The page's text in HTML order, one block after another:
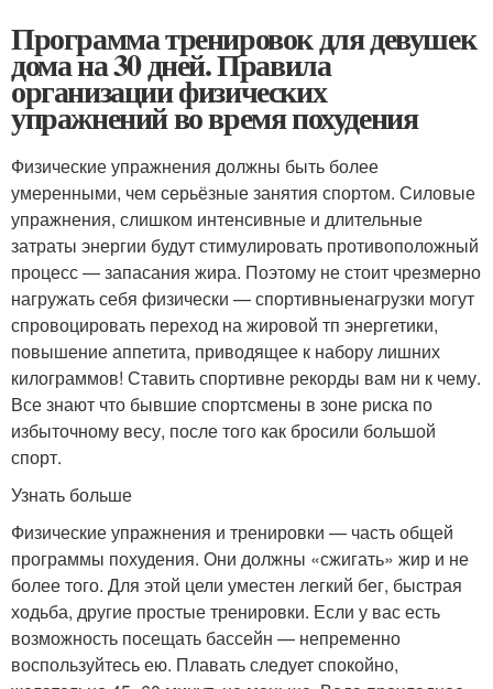
Программа тренировок для девушек
дома на 30 дней. Правила
организации физических
упражнений во время похудения
Физические упражнения должны быть более
умеренными, чем серьёзные занятия спортом. Силовые
упражнения, слишком интенсивные и длительные
затраты энергии будут стимулировать противоположный
процесс — запасания жира. Поэтому не стоит чрезмерно
нагружать себя физически — спортивныенагрузки могут
спровоцировать переход на жировой тп энергетики,
повышение аппетита, приводящее к набору лишних
килограммов! Ставить спортивне рекорды вам ни к чему.
Все знают что бывшие спортсмены в зоне риска по
избыточному весу, после того как бросили большой
спорт.
Узнать больше
Физические упражнения и тренировки — часть общей
программы похудения. Они должны «сжигать» жир и не
более того. Для этой цели уместен легкий бег, быстрая
ходьба, другие простые тренировки. Если у вас есть
возможность посещать бассейн — непременно
воспользуйтесь ею. Плавать следует спокойно,